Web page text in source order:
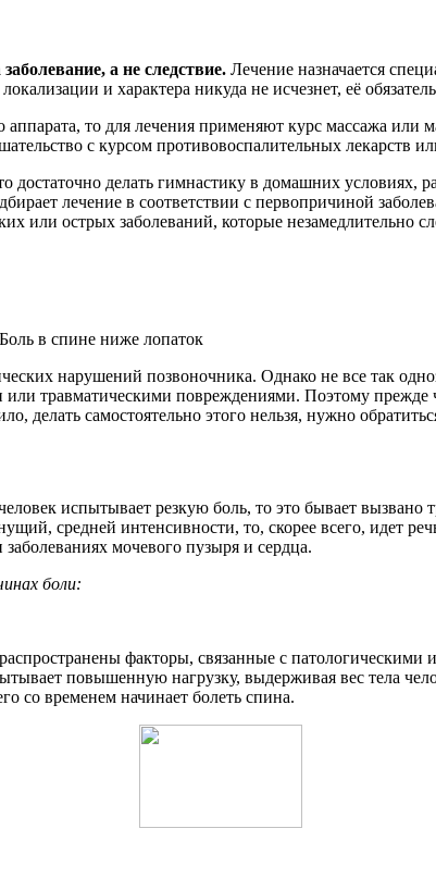
а не следствие. Лечение назначается
и характера никуда не исчезнет, её
то для лечения применяют курс массажа
с курсом противовоспалительных лекарств
делать гимнастику в домашних условиях,
лечение в соответствии с первопричиной
или острых заболеваний, которые незамедлительно
нарушений позвоночника. Однако не все так
травматическими повреждениями. Поэтому прежде
делать самостоятельно этого нельзя, нужно
испытывает резкую боль, то это бывает
средней интенсивности, то, скорее всего, идет
мочевого пузыря и сердца.
боли:
факторы, связанные с патологическими
повышенную нагрузку, выдерживая вес тела
со временем начинает болеть спина.